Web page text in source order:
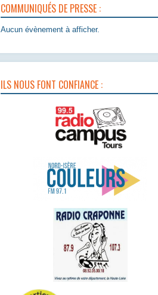
COMMUNIQUÉS DE PRESSE :
Aucun évènement à afficher.
ILS NOUS FONT CONFIANCE :